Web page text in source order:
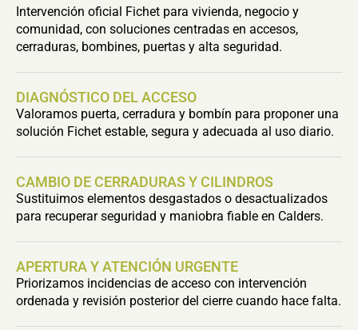
Intervención oficial Fichet para vivienda, negocio y
comunidad, con soluciones centradas en accesos,
cerraduras, bombines, puertas y alta seguridad.
DIAGNÓSTICO DEL ACCESO
Valoramos puerta, cerradura y bombín para proponer una
solución Fichet estable, segura y adecuada al uso diario.
CAMBIO DE CERRADURAS Y CILINDROS
Sustituimos elementos desgastados o desactualizados
para recuperar seguridad y maniobra fiable en Calders.
APERTURA Y ATENCIÓN URGENTE
Priorizamos incidencias de acceso con intervención
ordenada y revisión posterior del cierre cuando hace falta.